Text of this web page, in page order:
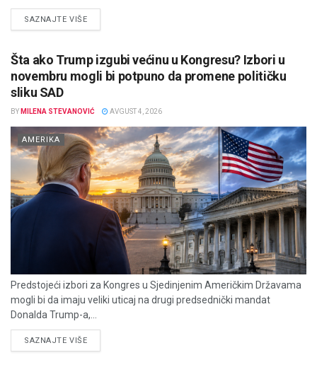
SAZNAJTE VIŠEDETAILS
Šta ako Trump izgubi većinu u Kongresu? Izbori u
novembru mogli bi potpuno da promene političku
sliku SAD
BY MILENA STEVANOVIĆ AVGUST 4, 2026
AMERIKA
Predstojeći izbori za Kongres u Sjedinjenim Američkim Državama
mogli bi da imaju veliki uticaj na drugi predsednički mandat
Donalda Trump-a,...
SAZNAJTE VIŠEDETAILS